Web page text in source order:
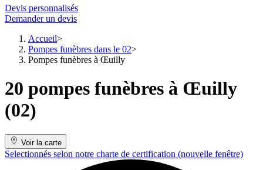
Devis personnalisés
Demander un devis
Accueil
Pompes funèbres dans le 02
Pompes funèbres à Œuilly
20 pompes funèbres à Œuilly
(02)
Voir la carte
Selectionnés selon notre charte de certification (nouvelle fenêtre)